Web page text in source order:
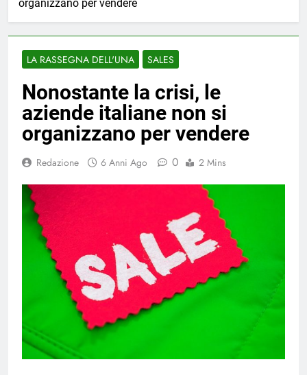
organizzano per vendere
LA RASSEGNA DELL'UNA SALES
Nonostante la crisi, le
aziende italiane non si
organizzano per vendere
Redazione 6 Anni Ago 0 2 Mins